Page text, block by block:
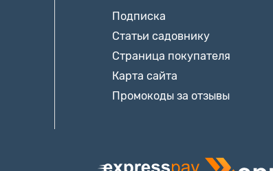
Подписка
Статьи садовнику
Страница покупателя
Карта сайта
Промокоды за отзывы